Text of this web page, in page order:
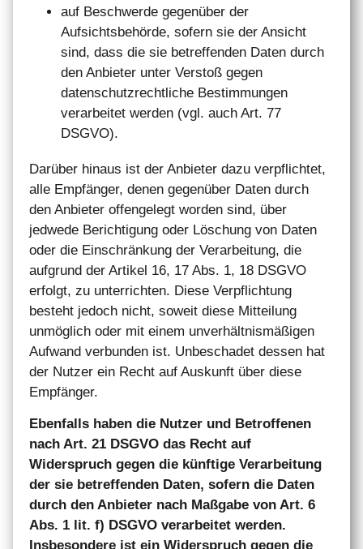
auf Beschwerde gegenüber der
Aufsichtsbehörde, sofern sie der Ansicht
sind, dass die sie betreffenden Daten durch
den Anbieter unter Verstoß gegen
datenschutzrechtliche Bestimmungen
verarbeitet werden (vgl. auch Art. 77
DSGVO).
Darüber hinaus ist der Anbieter dazu verpflichtet,
alle Empfänger, denen gegenüber Daten durch
den Anbieter offengelegt worden sind, über
jedwede Berichtigung oder Löschung von Daten
oder die Einschränkung der Verarbeitung, die
aufgrund der Artikel 16, 17 Abs. 1, 18 DSGVO
erfolgt, zu unterrichten. Diese Verpflichtung
besteht jedoch nicht, soweit diese Mitteilung
unmöglich oder mit einem unverhältnismäßigen
Aufwand verbunden ist. Unbeschadet dessen hat
der Nutzer ein Recht auf Auskunft über diese
Empfänger.
Ebenfalls haben die Nutzer und Betroffenen
nach Art. 21 DSGVO das Recht auf
Widerspruch gegen die künftige Verarbeitung
der sie betreffenden Daten, sofern die Daten
durch den Anbieter nach Maßgabe von Art. 6
Abs. 1 lit. f) DSGVO verarbeitet werden.
Insbesondere ist ein Widerspruch gegen die